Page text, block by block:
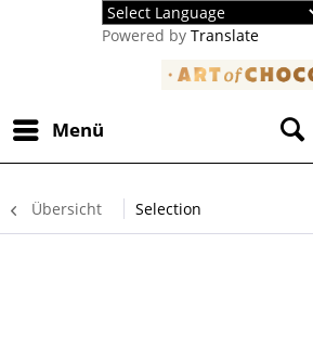
Powered byTranslate
Menü
Übersicht Selection